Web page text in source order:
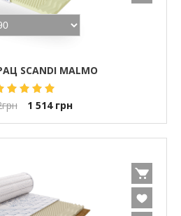
SCANDI MALMO
грн 1 514 грн